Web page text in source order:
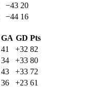
−43 20
−44 16
GA GD Pts
41 +32 82
34 +33 80
43 +33 72
36 +23 61